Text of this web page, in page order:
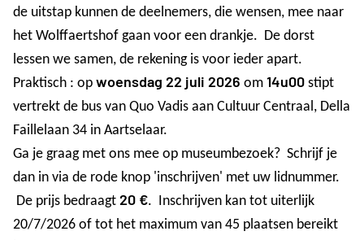
de uitstap kunnen de deelnemers, die wensen, mee naar
het Wolffaertshof gaan voor een drankje. De dorst
lessen we samen, de rekening is voor ieder apart.
Praktisch : op woensdag 22 juli 2026 om 14u00 stipt
vertrekt de bus van Quo Vadis aan Cultuur Centraal, Della
Faillelaan 34 in Aartselaar.
Ga je graag met ons mee op museumbezoek? Schrijf je
dan in via de rode knop 'inschrijven' met uw lidnummer.
De prijs bedraagt 20 €. Inschrijven kan tot uiterlijk
20/7/2026 of tot het maximum van 45 plaatsen bereikt